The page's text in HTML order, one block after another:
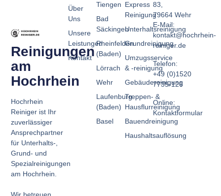
Reinigungen
am
Hochrhein
Hochrhein
Reiniger ist Ihr
zuverlässiger
Ansprechpartner
für Unterhalts-,
Grund- und
Spezialreinigungen
am Hochrhein.
Express
Reinigung
Unterhaltsreinigung
Grundreinigung
Umzugsservice
& -reinigung
Gebäudereinigung
Treppen- &
Hausflurreinigung
Bauendreinigung
Haushaltsauflösung
Tiengen
Bad
Säckingen
Rheinfelden
(Baden)
Lörrach
Wehr
Laufenburg
(Baden)
Basel
Über
Uns
Unsere
Leistungen
Kontakt
83,
79664 Wehr
E-Mail:
kontakt@hochrhein-
reiniger.de
Telefon:
+49 (0)1520
7735-126
Online:
Kontaktformular